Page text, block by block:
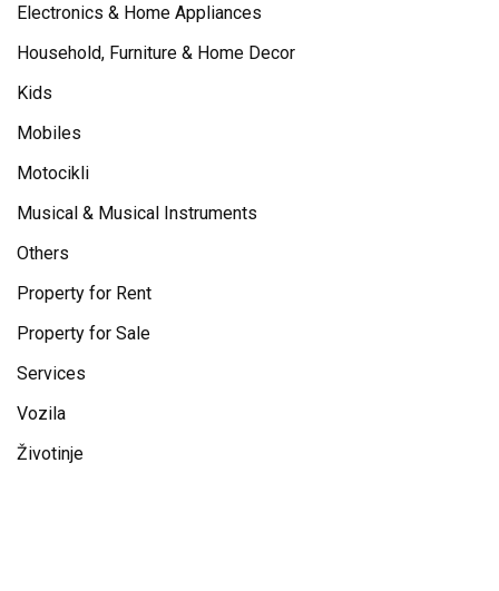
Electronics & Home Appliances
Household, Furniture & Home Decor
Kids
Mobiles
Motocikli
Musical & Musical Instruments
Others
Property for Rent
Property for Sale
Services
Vozila
Životinje